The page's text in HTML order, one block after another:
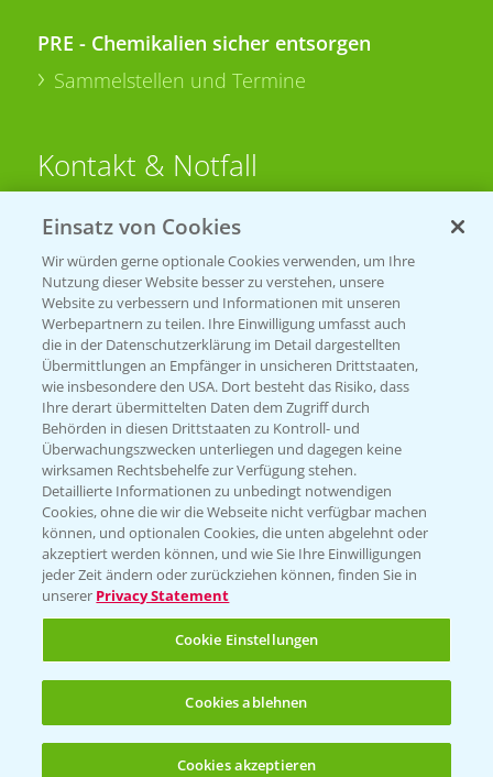
PRE - Chemikalien sicher entsorgen
Sammelstellen und Termine
Kontakt & Notfall
Beratung auf WhatsApp
T.+49 (0)174 346 564 1
KONTAKT
Hilfe in Notfällen
T.+49 (0)214/30-20220
Folgen Sie uns
Einsatz von Cookies
Wir würden gerne optionale Cookies verwenden, um Ihre
Nutzung dieser Website besser zu verstehen, unsere
Website zu verbessern und Informationen mit unseren
Werbepartnern zu teilen. Ihre Einwilligung umfasst auch
die in der Datenschutzerklärung im Detail dargestellten
Übermittlungen an Empfänger in unsicheren Drittstaaten,
wie insbesondere den USA. Dort besteht das Risiko, dass
Ihre derart übermittelten Daten dem Zugriff durch
Behörden in diesen Drittstaaten zu Kontroll- und
Überwachungszwecken unterliegen und dagegen keine
wirksamen Rechtsbehelfe zur Verfügung stehen.
Detaillierte Informationen zu unbedingt notwendigen
Cookies, ohne die wir die Webseite nicht verfügbar machen
können, und optionalen Cookies, die unten abgelehnt oder
akzeptiert werden können, und wie Sie Ihre Einwilligungen
jeder Zeit ändern oder zurückziehen können, finden Sie in
unserer Privacy Statement
Cookie Einstellungen
Cookies ablehnen
Cookies akzeptieren